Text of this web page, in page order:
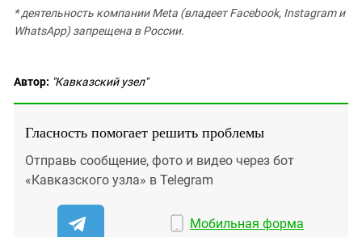
* деятельность компании Meta (владеет Facebook, Instagram и
WhatsApp) запрещена в России.
Автор: "Кавказский узел"
Гласность помогает решить проблемы
Отправь сообщение, фото и видео через бот
«Кавказского узла» в Telegram
Мобильная форма